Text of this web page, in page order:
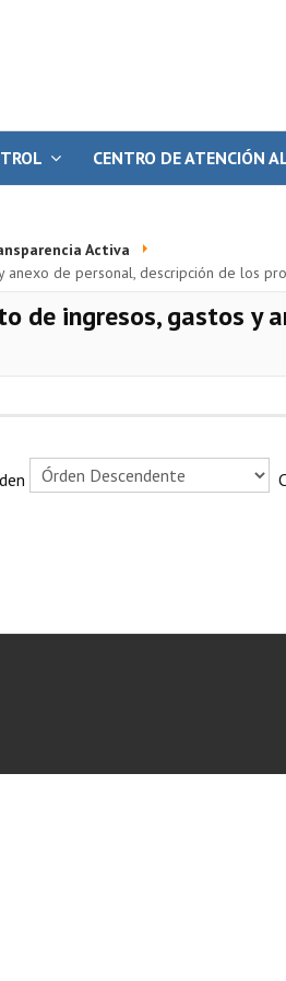
CENTRO DE ATENCIÓN
Activa
de personal, descripción de los
de ingresos, gastos y